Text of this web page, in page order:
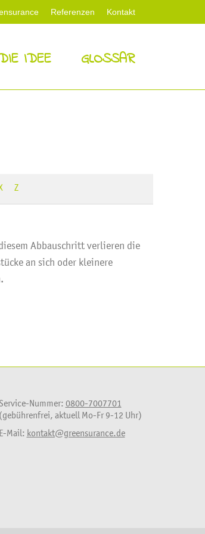
Referenzen Kontakt
IDEE GLOSSAR
Z
Abbauschritt verlieren die
an sich oder kleinere
Service-Nummer: 0800-7007701
(gebührenfrei, aktuell Mo-Fr 9-12 Uhr)
E-Mail: kontakt@greensurance.de